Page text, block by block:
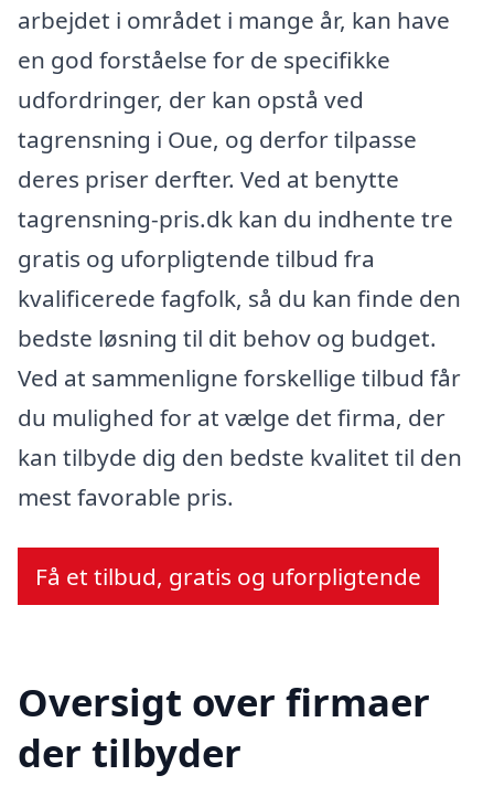
arbejdet i området i mange år, kan have
en god forståelse for de specifikke
udfordringer, der kan opstå ved
tagrensning i Oue, og derfor tilpasse
deres priser derfter. Ved at benytte
tagrensning-pris.dk kan du indhente tre
gratis og uforpligtende tilbud fra
kvalificerede fagfolk, så du kan finde den
bedste løsning til dit behov og budget.
Ved at sammenligne forskellige tilbud får
du mulighed for at vælge det firma, der
kan tilbyde dig den bedste kvalitet til den
mest favorable pris.
Få et tilbud, gratis og uforpligtende
Oversigt over firmaer
der tilbyder